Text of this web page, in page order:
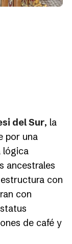
del Sur, la
por una
lógica
ancestrales
con
con
de café y